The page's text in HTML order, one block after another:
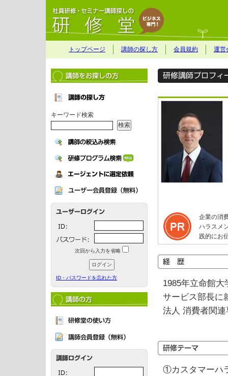
トップページ 講師の探し方 会員規約 運営
キーワード検索
次回から入力を省略
ID・パスワードを忘れた方
企業の消
ハラスメ
践的にお
1985年立命館
サービス部長に
法人 消費者関
①カスタマーハ